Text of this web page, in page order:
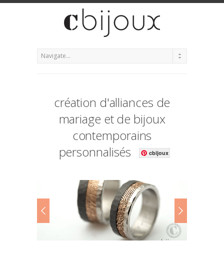
création d'alliances de
mariage et de bijoux
contemporains
personnalisés
cbijoux